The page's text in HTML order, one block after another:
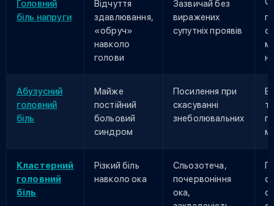
Головний
біль напруги
Відчуття
здавлювання,
«обруч»
навколо
голови
Зазвичай без
виражених
супутніх проявів
Абузусний
головний
біль
Майже
постійний
больовий
синдром
Посилення при
скасуванні
знеболювальних
Кластерний
головний
біль
Різкий біль
навколо ока
Сльозотеча,
почервоніння
ока,